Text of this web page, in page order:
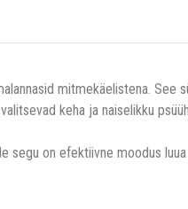
mitmekäelistena.
keha ja naiselikku
segu on efektiivne moodus